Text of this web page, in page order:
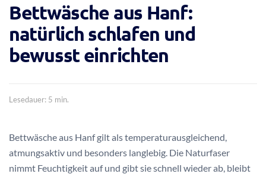
Bettwäsche aus Hanf:
natürlich schlafen und
bewusst einrichten
Lesedauer: 5 min.
Bettwäsche aus Hanf gilt als temperaturausgleichend,
atmungsaktiv und besonders langlebig. Die Naturfaser
nimmt Feuchtigkeit auf und gibt sie schnell wieder ab, bleibt